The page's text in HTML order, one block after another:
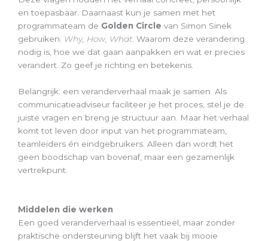
en toepasbaar. Daarnaast kun je samen met het
programmateam de Golden Circle van Simon Sinek
gebruiken: Why, How, What . Waarom deze verandering
nodig is, hoe we dat gaan aanpakken en wat er precies
verandert. Zo geef je richting en betekenis.
Belangrijk: een veranderverhaal maak je samen. Als
communicatieadviseur faciliteer je het proces, stel je de
juiste vragen en breng je structuur aan. Maar het verhaal
komt tot leven door input van het programmateam,
teamleiders én eindgebruikers. Alleen dan wordt het
geen boodschap van bovenaf, maar een gezamenlijk
vertrekpunt.
Middelen die werken
Een goed veranderverhaal is essentieel, maar zonder
praktische ondersteuning blijft het vaak bij mooie